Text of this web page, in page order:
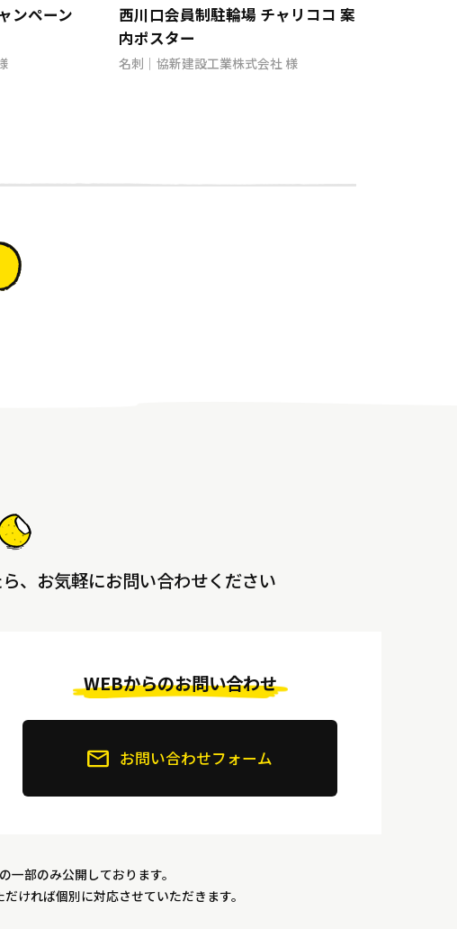
ンペーン
西川口会員制駐輪場 チャリココ 案
内ポスター
名刺｜協新建設工業株式会社 様
、 お気軽にお問い合わせください
WEBからのお問い合わせ
お問い合わせフォーム
一部のみ公開しております。
だければ個別に対応させていただきます。